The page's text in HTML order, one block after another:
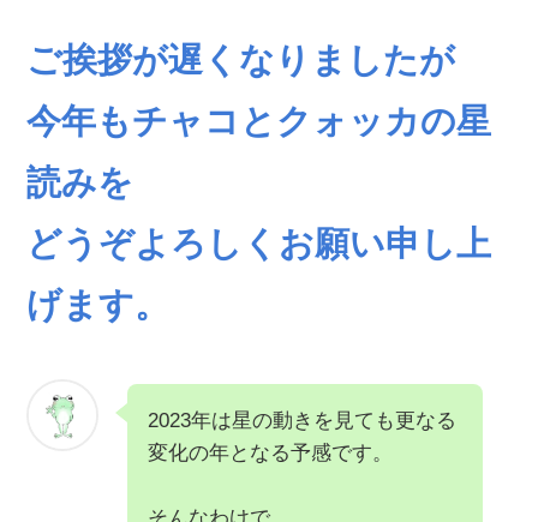
ご挨拶が遅くなりましたが
今年もチャコとクォッカの星
読みを
どうぞよろしくお願い申し上
げます。
2023年は星の動きを見ても更なる
変化の年となる予感です。
そんなわけで